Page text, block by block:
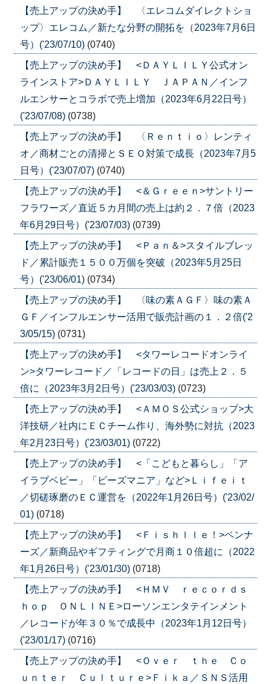
【売上アップの決め手】 〈エレコムダイレクトショ
ップ〉エレコム／新たな分野の開拓を（2023年7月6日
号）('23/07/10) (0740)
【売上アップの決め手】 <ＤＡＹＬＩＬＹ公式オン
ラインストア>ＤＡＹＬＩＬＹ ＪＡＰＡＮ／インフ
ルエンサーとコラボで売上増加（2023年6月22日号）
('23/07/08) (0738)
【売上アップの決め手】 〈Ｒｅｎｔｉｏ〉レンティ
オ／商材ごとの清掃とＳＥＯ対策で成長（2023年7月5
日号）('23/07/07) (0740)
【売上アップの決め手】 <＆Ｇｒｅｅｎ>サントリー
フラワーズ／直近５カ月間の売上は約２．７倍（2023
年6月29日号）('23/07/03) (0739)
【売上アップの決め手】 <Ｐａｎ＆>スタイルブレッ
ド／累計販売１５００万個を突破（2023年5月25日
号）('23/06/01) (0734)
【売上アップの決め手】 〈味の素ＡＧＦ〉味の素Ａ
ＧＦ／インフルエンサー活用で販売計画の１．２倍('2
3/05/15) (0731)
【売上アップの決め手】 <タワーレコードオンライ
ン>タワーレコード／「レコードの日」は売上２．５
倍に（2023年3月2日号）('23/03/03) (0723)
【売上アップの決め手】 <ＡＭＯＳ公式ショップ>大
洋技研／社内にＥＣチーム作り、海外勢に対抗（2023
年2月23日号）('23/03/01) (0722)
【売上アップの決め手】 <「こどもと暮らし」「ア
イラブベビー」「ビーズマニア」など>Ｌｉｆｅｉｔ
／切磋琢磨のＥＣ運営を（2022年1月26日号）('23/02/
01) (0718)
【売上アップの決め手】 <Ｆｉｓｈｌｌｅ！>ベンナ
ーズ／新商品やギフティングで月商１０倍超に（2022
年1月26日号）('23/01/30) (0718)
【売上アップの決め手】 <ＨＭＶ ｒｅｃｏｒｄｓ
ｈｏｐ ＯＮＬＩＮＥ>ローソンエンタテインメント
／レコードが年３０％で成長中（2023年1月12日号）
('23/01/17) (0716)
【売上アップの決め手】 <Ｏｖｅｒ ｔｈｅ Ｃｏ
ｕｎｔｅｒ Ｃｕｌｔｕｒｅ>Ｆｉｋａ／ＳＮＳ活用